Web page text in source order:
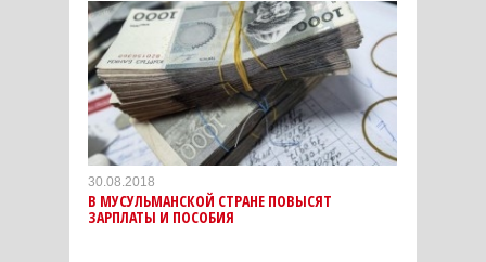
30.08.2018
В МУСУЛЬМАНСКОЙ СТРАНЕ ПОВЫСЯТ
ЗАРПЛАТЫ И ПОСОБИЯ